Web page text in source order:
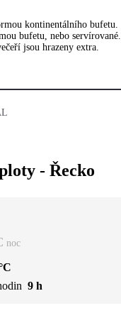
kontinentálního bufetu.
bufetu, nebo servírované.
jsou hrazeny extra.
- Řecko
noc
9 h